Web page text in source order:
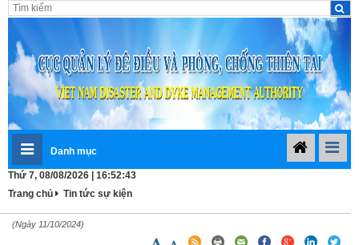
Danh mục
Thứ 7, 08/08/2026 | 16:52:44
Trang chủ
Tin tức sự kiện
(Ngày 11/10/2024)